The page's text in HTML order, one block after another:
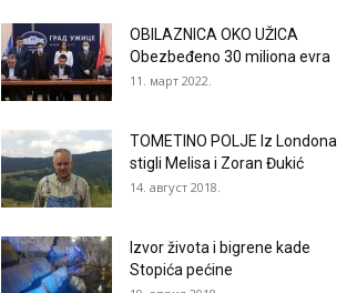
OBILAZNICA OKO UŽICA
Obezbeđeno 30 miliona evra
11. март 2022.
TOMETINO POLJE Iz Londona
stigli Melisa i Zoran Đukić
14. август 2018.
Izvor života i bigrene kade
Stopića pećine